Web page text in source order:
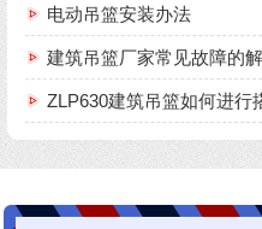
电动吊篮安装办法
建筑吊篮厂家常见故障的
ZLP630建筑吊篮如何进行